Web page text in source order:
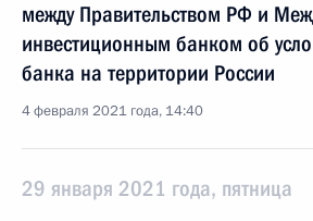
между Правительством РФ и
инвестиционным банком об
банка на территории России
4 февраля 2021 года, 14:40
29 января 2021 года, пятница